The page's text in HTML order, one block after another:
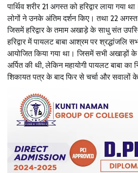
पार्थिव शरीर 21 अगस्त को हरिद्वार लाया गया
लोगों ने उनके अंतिम दर्शन किए। तथा 22 अगस्त
जिसमें हरिद्वार के तमाम अखाड़े के साधु संत
हरिद्वार में पायलट बाबा आश्रम पर श्रद्धांजलि
आयोजित किया गया था। जिसमें सभी अखाड़ों के
अर्पित की थी, लेकिन महायोगी पायलट बाबा
शिकायत पत्र के बाद फिर से चर्चा और सवालों